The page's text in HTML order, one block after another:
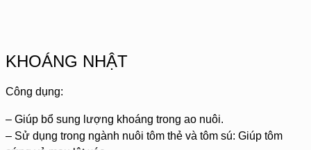
KHOÁNG NHẬT
Công dụng:
– Giúp bổ sung lượng khoáng trong ao nuôi.
– Sử dụng trong ngành nuôi tôm thẻ và tôm sú: Giúp tôm